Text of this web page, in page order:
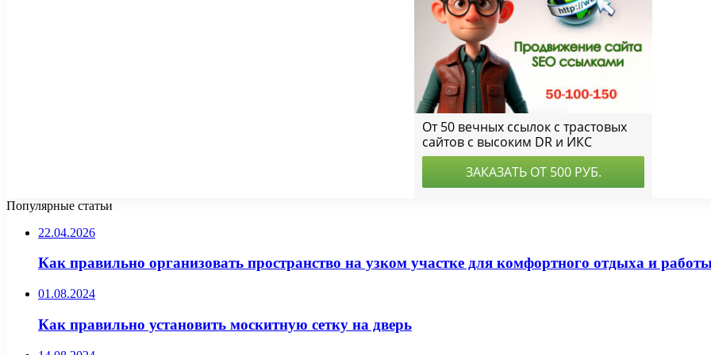
Популярные статьи
22.04.2026
Как правильно организовать пространство на узком участке для комфортного отдыха и
01.08.2024
Как правильно установить москитную сетку на дверь